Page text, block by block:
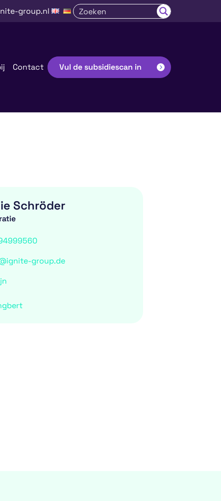
group.nl
Contact Vul de subsidiescan in
Schröder
group.de